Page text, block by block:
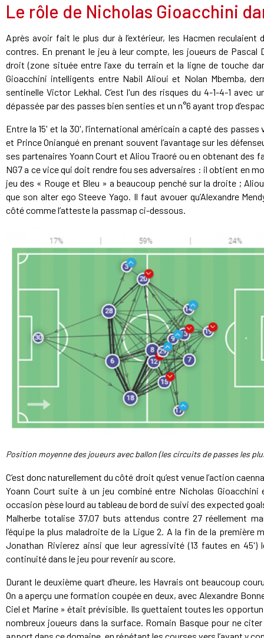
Le rôle de Nicholas Gioacchini
Après avoir fait le plus dur à l’extérieur, les Hacmen reculaient
contres. En prenant le jeu à leur compte, les joueurs de
droit (zone située entre l’axe du terrain et la ligne de touche
Gioacchini intelligents entre Nabil Alioui et Nolan Mbemba,
sentinelle Victor Lekhal. C’est l'un des risques du 4-1-4-1
dépassée par des passes bien senties et un n°6 ayant trop
Entre la 15' et la 30', l’international américain a capté des
et Prince Oniangué en prenant souvent l’avantage sur les
ses partenaires Yoann Court et Aliou Traoré ou en obtenant des
NG7 a ce vice qui doit rendre fou ses adversaires : il obtient en
jeu des « Rouge et Bleu » a beaucoup penché sur la droite ;
que son alter ego Steeve Yago. Il faut avouer qu’Alexandre
côté comme l’atteste la passmap ci-dessous.
Position moyenne des joueurs avec ballon (les circuits de passes les
C’est donc naturellement du côté droit qu’est venue l’action
Yoann Court suite à un jeu combiné entre Nicholas
occasion pèse lourd au tableau de bord de suivi des expected
Malherbe totalise 37,07 buts attendus contre 27 réellement
l’équipe la plus maladroite de la Ligue 2. A la fin de la
Jonathan Rivierez ainsi que leur agressivité (13 fautes en
continuité dans le jeu pour revenir au score.
Durant le deuxième quart d’heure, les Havrais ont beaucoup
On a aperçu une formation coupée en deux, avec Alexandre
Ciel et Marine » était prévisible. Ils guettaient toutes les
nombreux joueurs dans la surface. Romain Basque pour ne